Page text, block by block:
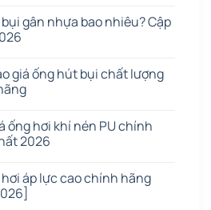
gân nhựa bao nhiêu? Cập
giá ống hút bụi chất lượng
ống hơi khí nén PU chính
2026
hơi áp lực cao chính hãng